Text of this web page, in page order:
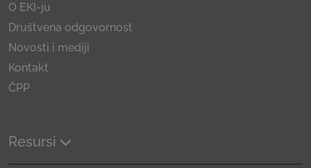
O EKI-ju
Društvena odgovornost
Novosti i mediji
Kontakt
ČPP
Resursi